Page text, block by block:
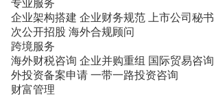
专业服务
企业架构搭建 企业财务规范 上市公司秘书
次公开招股 海外合规顾问
跨境服务
海外财税咨询 企业并购重组 国际贸易咨询
外投资备案申请 一带一路投资咨询
财富管理